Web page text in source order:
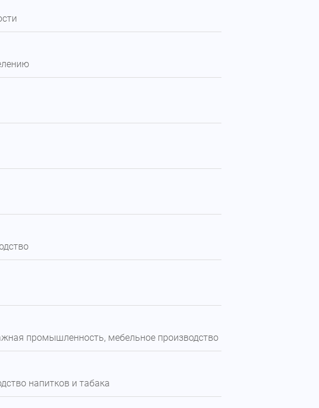
промышленность, мебельное производство
напитков и табака